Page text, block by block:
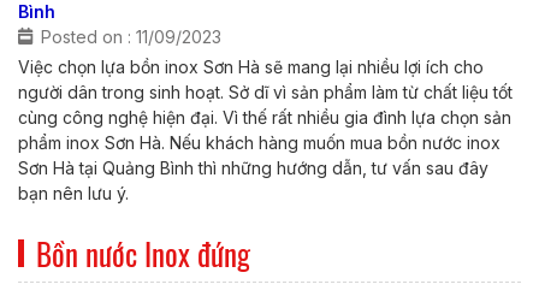
Bình
Posted on : 11/09/2023
Việc chọn lựa bồn inox Sơn Hà sẽ mang lại nhiều lợi ích cho
người dân trong sinh hoạt. Sở dĩ vì sản phẩm làm từ chất liệu tốt
cùng công nghệ hiện đại. Vì thế rất nhiều gia đình lựa chọn sản
phẩm inox Sơn Hà. Nếu khách hàng muốn mua bồn nước inox
Sơn Hà tại Quảng Bình thì những hướng dẫn, tư vấn sau đây
bạn nên lưu ý.
Bồn nước Inox đứng